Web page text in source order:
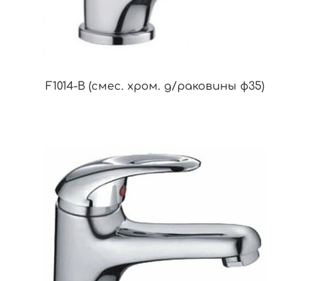
F1014-B (смес. хром. д/раковины ф35)